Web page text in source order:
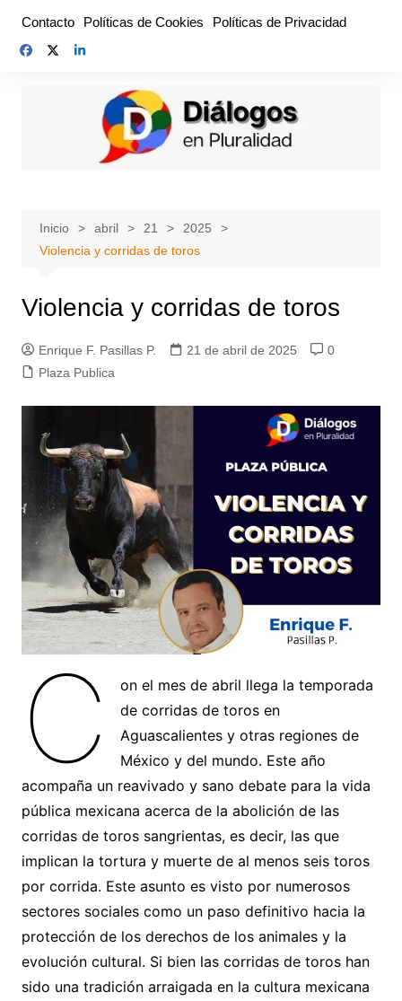
contenido
Contacto Políticas de Cookies Políticas de Privacidad
Inicio abril 21
2025
Violencia y corridas de toros
Violencia y corridas de toros
Enrique F. Pasillas P. 21 de abril de 2025
0
Plaza Publica
C
on el mes de abril llega la temporada
de corridas de toros en
Aguascalientes y otras regiones de
México y del mundo. Este año
acompaña un reavivado y sano debate para la vida
pública mexicana acerca de la abolición de las
corridas de toros sangrientas, es decir, las que
implican la tortura y muerte de al menos seis toros
por corrida. Este asunto es visto por numerosos
sectores sociales como un paso definitivo hacia la
protección de los derechos de los animales y la
evolución cultural. Si bien las corridas de toros han
sido una tradición arraigada en la cultura mexicana